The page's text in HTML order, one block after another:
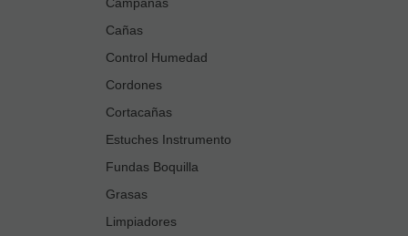
Cañas
Control Humedad
Cordones
Cortacañas
Estuches Instrumento
Fundas Boquilla
Grasas
Limpiadores